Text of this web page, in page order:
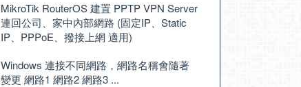
MikroTik RouterOS 建置 PPTP VPN Server
連回公司、家中內部網路 (固定IP、Static
IP、PPPoE、撥接上網 適用)
Windows 連接不同網路，網路名稱會隨著
變更 網路1 網路2 網路3 ...